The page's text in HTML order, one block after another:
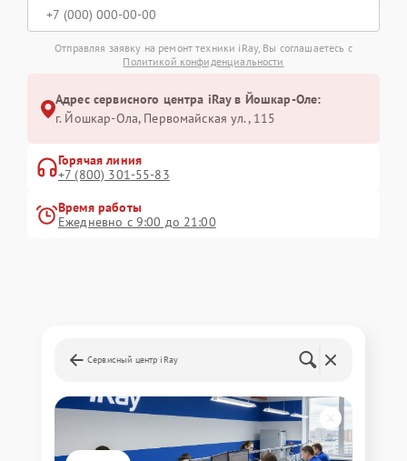
Отправляя заявку на ремонт техники iRay, Вы соглашаетесь с
Политикой конфиденциальности
Адрес сервисного центра iRay в Йошкар-Оле:
г. Йошкар-Ола, Первомайская ул., 115
Горячая линия
+7 (800) 301-55-83
Время работы
Ежедневно с 9:00 до 21:00
Сервисный центр iRay